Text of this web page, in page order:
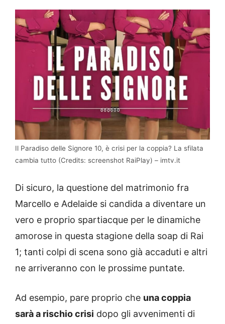
Il Paradiso delle Signore 10, è crisi per la coppia? La sfilata
cambia tutto (Credits: screenshot RaiPlay) – imtv.it
Di sicuro, la questione del matrimonio fra
Marcello e Adelaide si candida a diventare un
vero e proprio spartiacque per le dinamiche
amorose in questa stagione della soap di Rai
1; tanti colpi di scena sono già accaduti e altri
ne arriveranno con le prossime puntate.
Ad esempio, pare proprio che una coppia
sarà a rischio crisi dopo gli avvenimenti di